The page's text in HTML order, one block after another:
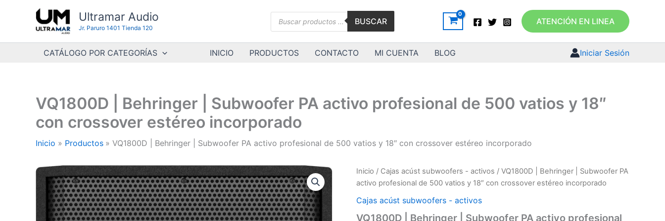
contenido
Ultramar Audio
Jr. Paruro 1401 Tienda 120
Búsqueda
BUSCAR ATENCIÓN EN LINEA
CATÁLOGO POR CATEGORÍAS INICIO PRODUCTOS CONTACTO MI CUENTA BLOG Iniciar Sesión
VQ1800D | Behringer | Subwoofer PA activo profesional de 500 vatios y 18″
con crossover estéreo incorporado
Inicio Productos VQ1800D | Behringer | Subwoofer PA activo profesional de 500 vatios y 18″ con crossover estéreo incorporado
Inicio / Cajas acúst subwoofers - activos / VQ1800D | Behringer | Subwoofer PA
activo profesional de 500 vatios y 18″ con crossover estéreo incorporado
Cajas acúst subwoofers - activos
VQ1800D | Behringer | Subwoofer PA activo profesional
VQ1800D
Behringer
|
PA